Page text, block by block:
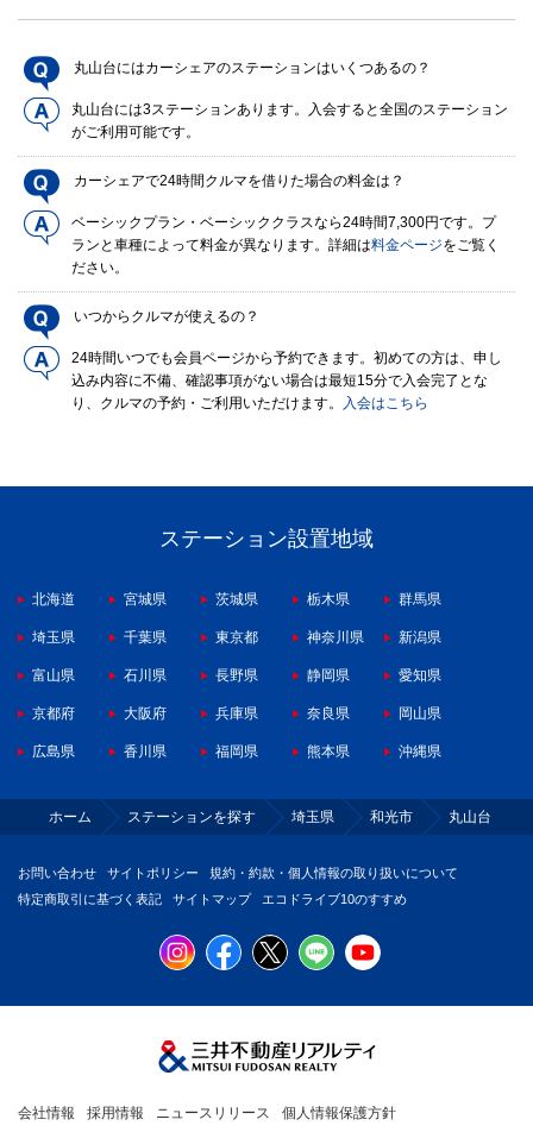
丸山台にはカーシェアのステーションはいくつあるの？
丸山台には3ステーションあります。入会すると全国のステーション
がご利用可能です。
カーシェアで24時間クルマを借りた場合の料金は？
ベーシックプラン・ベーシッククラスなら24時間7,300円です。プ
ランと車種によって料金が異なります。詳細は料金ページをご覧く
ださい。
いつからクルマが使えるの？
24時間いつでも会員ページから予約できます。初めての方は、申し
込み内容に不備、確認事項がない場合は最短15分で入会完了とな
り、クルマの予約・ご利用いただけます。
入会はこちら
ステーション設置地域
北海道 宮城県 茨城県 栃木県 群馬県
埼玉県 千葉県 東京都 神奈川県 新潟県
富山県 石川県 長野県 静岡県 愛知県
京都府 大阪府 兵庫県 奈良県 岡山県
広島県 香川県 福岡県 熊本県 沖縄県
ホーム ステーションを探す 埼玉県 和光市 丸山台
お問い合わせ サイトポリシー
規約・約款・個人情報の取り扱いについて
特定商取引に基づく表記
サイトマップ エコドライブ10のすすめ
会社情報 採用情報 ニュースリリース 個人情報保護方針